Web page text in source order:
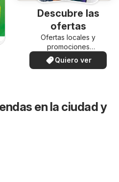
Descubre las
ofertas
Ofertas locales y
promociones
especiales.
Quiero ver
en la ciudad y